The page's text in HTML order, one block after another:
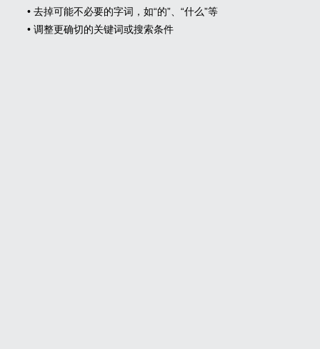
• 去掉可能不必要的字词，如“的”、“什么”等
• 调整更确切的关键词或搜索条件